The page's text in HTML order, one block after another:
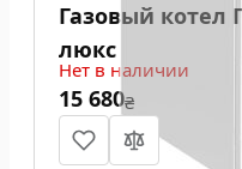
Газовый котел
люкс
Нет в наличии
15 680₴